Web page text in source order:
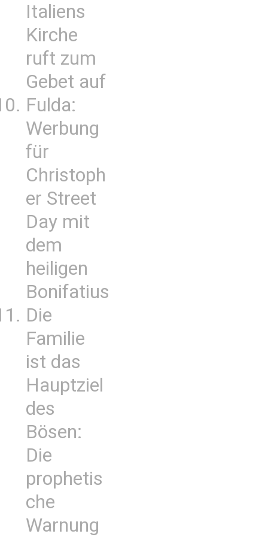
Italiens
Kirche
ruft zum
Gebet auf
Fulda:
Werbung
für
Christoph
er Street
Day mit
dem
heiligen
Bonifatius
Die
Familie
ist das
Hauptziel
des
Bösen:
Die
prophetis
che
Warnung